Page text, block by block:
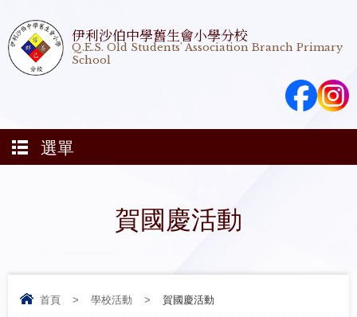
伊利沙伯中學舊生會小學分校
Q.E.S. Old Students' Association Branch Primary
School
選單
賀國慶活動
首頁 > 學校活動 > 賀國慶活動